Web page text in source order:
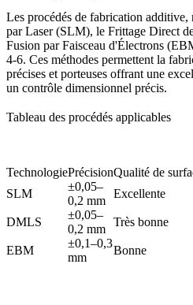
Les procédés de fabrication
par Laser (SLM), le Frittage Direct
Fusion par Faisceau d'Électrons
4-6. Ces méthodes permettent la
précises et porteuses offrant une
un contrôle dimensionnel précis.
Tableau des procédés applicables
TechnologiePrécisionQualité de
SLM
±0,05–
0,2 mm
Excellente
DMLS
±0,05–
0,2 mm
Très bonne
EBM
±0,1–0,3
mm
Bonne